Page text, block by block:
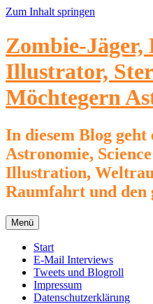
Zum Inhalt springen
Zombie-Jäger,
Illustrator,
Möchtegern
In diesem Blog geht
Astronomie,
Illustration,
Raumfahrt und den
Menü
Start
E-Mail Interviews
Tweets und Blogroll
Impressum
Datenschutzerklärung